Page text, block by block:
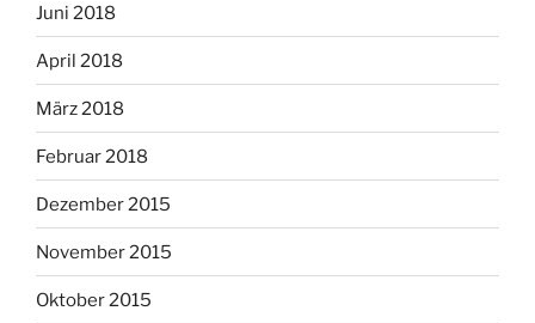
Juni 2018
April 2018
März 2018
Februar 2018
Dezember 2015
November 2015
Oktober 2015